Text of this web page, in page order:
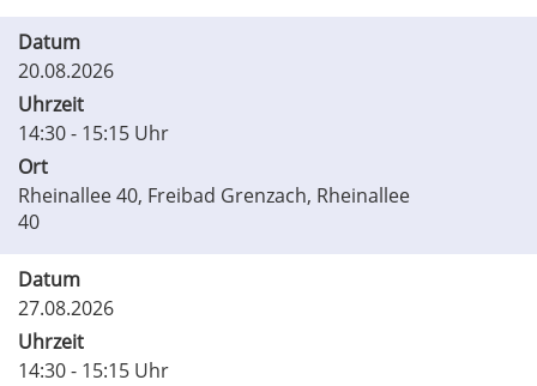
Datum
20.08.2026
Uhrzeit
14:30 - 15:15 Uhr
Ort
Rheinallee 40, Freibad Grenzach, Rheinallee
40
Datum
27.08.2026
Uhrzeit
14:30 - 15:15 Uhr